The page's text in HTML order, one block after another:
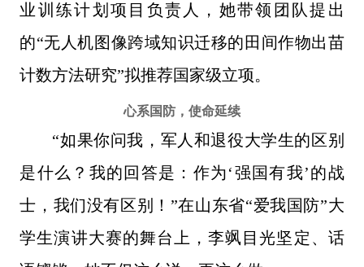
业训练计划项目负责人，她带领团队提出
的“无人机图像跨域知识迁移的田间作物出苗
计数方法研究”拟推荐国家级立项。
心系国防，使命延续
“如果你问我，军人和退役大学生的区别
是什么？我的回答是：作为‘强国有我’的战
士，我们没有区别！”在山东省“爱我国防”大
学生演讲大赛的舞台上，李飒目光坚定、话